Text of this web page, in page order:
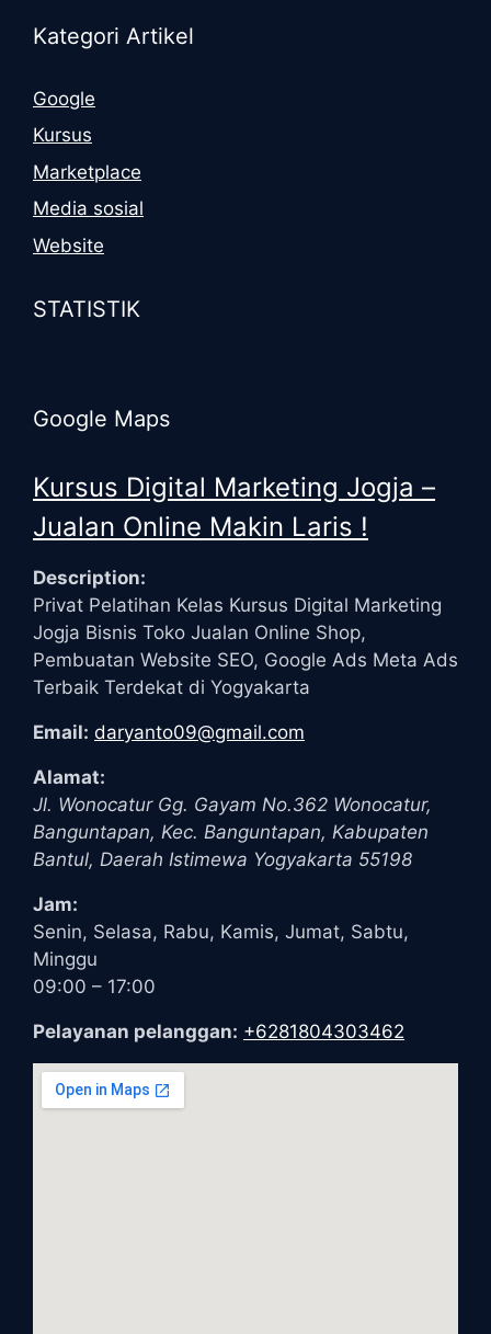
Kategori Artikel
Google
Kursus
Marketplace
Media sosial
Website
STATISTIK
Google Maps
Kursus Digital Marketing Jogja –
Jualan Online Makin Laris !
Description:
Privat Pelatihan Kelas Kursus Digital Marketing
Jogja Bisnis Toko Jualan Online Shop,
Pembuatan Website SEO, Google Ads Meta Ads
Terbaik Terdekat di Yogyakarta
Email: daryanto09@gmail.com
Alamat:
Jl. Wonocatur Gg. Gayam No.362 Wonocatur,
Banguntapan, Kec. Banguntapan, Kabupaten
Bantul, Daerah Istimewa Yogyakarta 55198
Jam:
Senin, Selasa, Rabu, Kamis, Jumat, Sabtu,
Minggu
09:00 – 17:00
Pelayanan pelanggan: +6281804303462